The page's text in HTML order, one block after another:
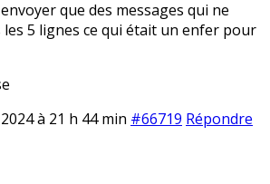
que des messages qui ne
les 5 lignes ce qui était un enfer pour
à 21 h 44 min #66719 Répondre